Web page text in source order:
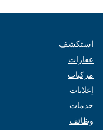
استكشف
عقارات
مركبات
إعلانات
خدمات
وظائف